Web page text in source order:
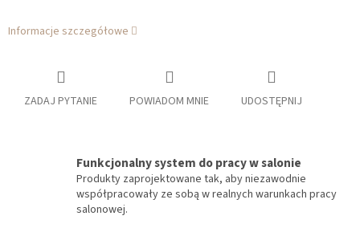
Informacje szczegółowe
ZADAJ PYTANIE POWIADOM MNIE UDOSTĘPNIJ
Funkcjonalny system do pracy w salonie
Produkty zaprojektowane tak, aby niezawodnie
współpracowały ze sobą w realnych warunkach pracy
salonowej.